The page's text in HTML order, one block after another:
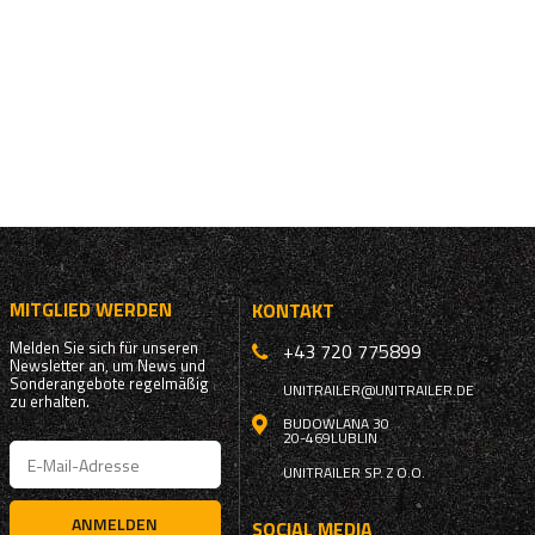
MITGLIED WERDEN
Melden Sie sich für unseren
Newsletter an, um News und
Sonderangebote regelmäßig
zu erhalten.
ANMELDEN
KONTAKT
+43 720 775899
UNITRAILER@UNITRAILER.DE
BUDOWLANA 30
20-469LUBLIN
UNITRAILER SP. Z O.O.
SOCIAL MEDIA